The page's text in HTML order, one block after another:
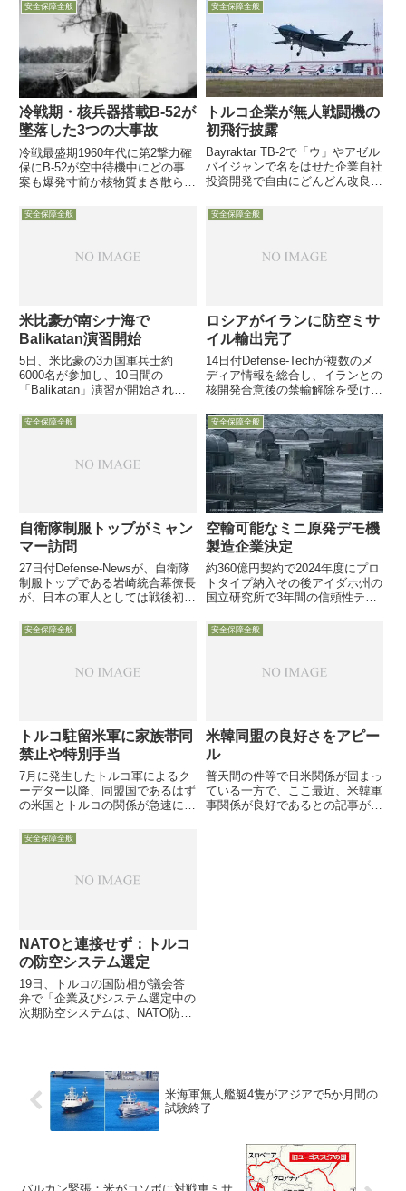
安全保障全般
冷戦期・核兵器搭載B-52が
墜落した3つの大事故
冷戦最盛期1960年代に第2撃力確
保にB-52が空中待機中にどの事
案も爆発寸前か核物質まき散らし
力充実で爆撃機空中待機は中止 1
月24日は、核兵器の第2撃能力確
始した核兵器搭載B...
安全保障全般
トルコ企業が無人戦闘機の
初飛行披露
Bayraktar TB-2で「ウ」やアゼル
バイジャンで名をはせた企業自社
投資開発で自由にどんどん改良予
空や空対艦M搭載可12月14日、ウ
クライナやアゼルバイジャン軍で
安全保障全般
米比豪が南シナ海で
Balikatan演習開始
5日、米比豪の3カ国軍兵士約
6000名が参加し、10日間の
「Balikatan」演習が開始されま
との意味を持つ演習名ですが、今
安全保障全般
ロシアがイランに防空ミサ
イル輸出完了
14日付Defense-Techが複数のメ
ディア情報を総合し、イランとの
核開発合意後の禁輸解除を受け、
S-300（SA-10）の輸出を完了し
た報じています。S-300はロシア
版ペトリオットミサイルと呼ば
れ、最新...
安全保障全般
自衛隊制服トップがミャン
マー訪問
27日付Defense-Newsが、自衛隊
制服トップである岩崎統合幕僚長
が、日本の軍人としては戦後初め
ー軍トップと会談したほか、ミャ
安全保障全般
空輸可能なミニ原発デモ機
製造企業決定
約360億円契約で2024年度にプロ
トタイプ納入その後アイダホ州の
国立研究所で3年間の信頼性テス
便な僻地基地」での使用を想定6
安全保障全般
トルコ駐留米軍に家族帯同
禁止や特別手当
7月に発生したトルコ軍によるク
ーデター以降、同盟国であるはず
の米国とトルコの関係が急速に悪
ン大統領の強硬姿勢を受け、テロ
など治安悪化も進んでおり、米軍
材確保の狭間で苦労しています
安全保障全般
米韓同盟の良好さをアピー
ル
普天間の件等で日米関係が固まっ
ている一方で、ここ最近、米韓軍
事関係が良好であるとの記事が米
安全保障全般
NATOと連接せず：トルコ
の防空システム選定
19日、トルコの国防相が議会答
弁で「企業及びシステム選定中の
次期防空システムは、NATO防空
告していた中国製システム導入に
傾いたのでは、との憶測を
米海軍無人艦艇4隻がアジアで5か月間の
試験終了